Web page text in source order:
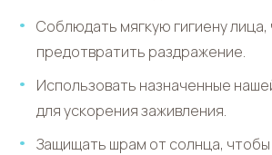
Соблюдать мягкую гигиену лица,
предотвратить раздражение.
Использовать назначенные
для ускорения заживления.
Защищать шрам от солнца,